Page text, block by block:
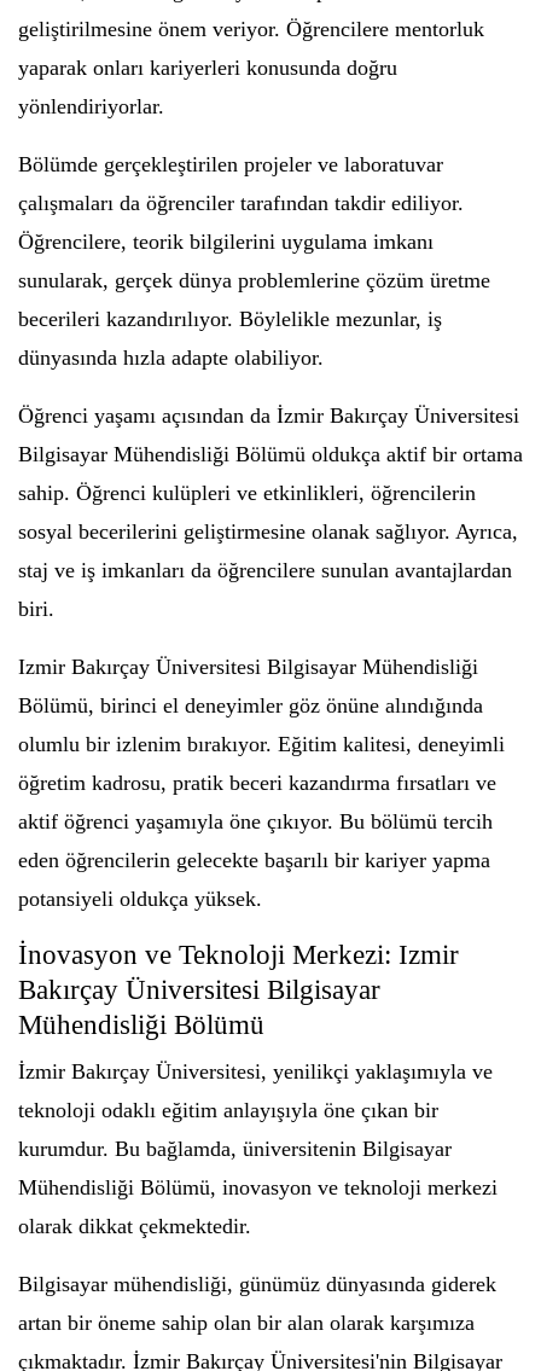
geliştirilmesine önem veriyor. Öğrencilere mentorluk
yaparak onları kariyerleri konusunda doğru
yönlendiriyorlar.
Bölümde gerçekleştirilen projeler ve laboratuvar
çalışmaları da öğrenciler tarafından takdir ediliyor.
Öğrencilere, teorik bilgilerini uygulama imkanı
sunularak, gerçek dünya problemlerine çözüm üretme
becerileri kazandırılıyor. Böylelikle mezunlar, iş
dünyasında hızla adapte olabiliyor.
Öğrenci yaşamı açısından da İzmir Bakırçay Üniversitesi
Bilgisayar Mühendisliği Bölümü oldukça aktif bir ortama
sahip. Öğrenci kulüpleri ve etkinlikleri, öğrencilerin
sosyal becerilerini geliştirmesine olanak sağlıyor. Ayrıca,
staj ve iş imkanları da öğrencilere sunulan avantajlardan
biri.
Izmir Bakırçay Üniversitesi Bilgisayar Mühendisliği
Bölümü, birinci el deneyimler göz önüne alındığında
olumlu bir izlenim bırakıyor. Eğitim kalitesi, deneyimli
öğretim kadrosu, pratik beceri kazandırma fırsatları ve
aktif öğrenci yaşamıyla öne çıkıyor. Bu bölümü tercih
eden öğrencilerin gelecekte başarılı bir kariyer yapma
potansiyeli oldukça yüksek.
İnovasyon ve Teknoloji Merkezi: Izmir
Bakırçay Üniversitesi Bilgisayar
Mühendisliği Bölümü
İzmir Bakırçay Üniversitesi, yenilikçi yaklaşımıyla ve
teknoloji odaklı eğitim anlayışıyla öne çıkan bir
kurumdur. Bu bağlamda, üniversitenin Bilgisayar
Mühendisliği Bölümü, inovasyon ve teknoloji merkezi
olarak dikkat çekmektedir.
Bilgisayar mühendisliği, günümüz dünyasında giderek
artan bir öneme sahip olan bir alan olarak karşımıza
çıkmaktadır. İzmir Bakırçay Üniversitesi'nin Bilgisayar